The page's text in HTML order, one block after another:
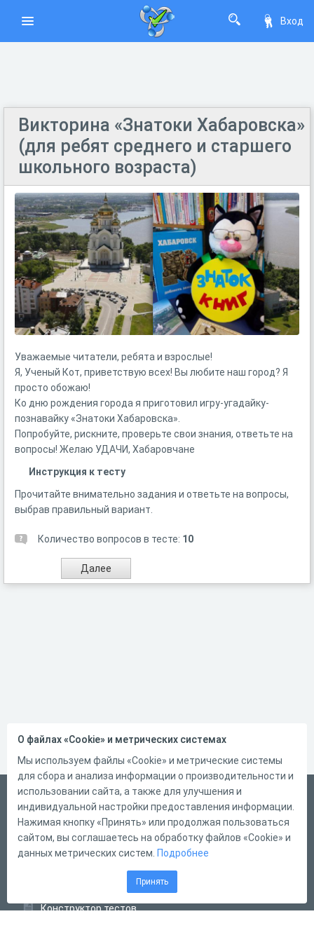
Вход
Викторина «Знатоки Хабаровска»
(для ребят среднего и старшего
школьного возраста)
Уважаемые читатели, ребята и взрослые!
Я, Ученый Кот, приветствую всех! Вы любите наш город? Я
просто обожаю!
Ко дню рождения города я приготовил игру-угадайку-
познавайку «Знатоки Хабаровска».
Попробуйте, рискните, проверьте свои знания, ответьте на
вопросы! Желаю УДАЧИ, Хабаровчане
Инструкция к тесту
Прочитайте внимательно задания и ответьте на вопросы,
выбрав правильный вариант.
Количество вопросов в тесте: 10
Русский
Справка
Форма обратной связи
Конструктор тестов
О файлах «Cookie» и метрических системах
Мы используем файлы «Cookie» и метрические системы
для сбора и анализа информации о производительности и
использовании сайта, а также для улучшения и
индивидуальной настройки предоставления информации.
Нажимая кнопку «Принять» или продолжая пользоваться
сайтом, вы соглашаетесь на обработку файлов «Cookie» и
данных метрических систем. Подробнее
Принять